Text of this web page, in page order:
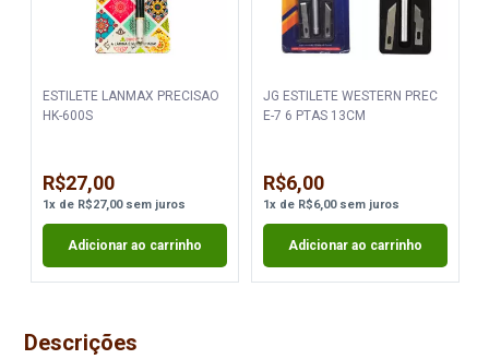
ESTILETE LANMAX PRECISAO
HK-600S
R$27,00
1xde R$27,00sem juros
Adicionar ao carrinho
JG ESTILETE WESTERN PREC
E-7 6 PTAS 13CM
R$6,00
1xde R$6,00sem juros
Adicionar ao carrinho
Descrições